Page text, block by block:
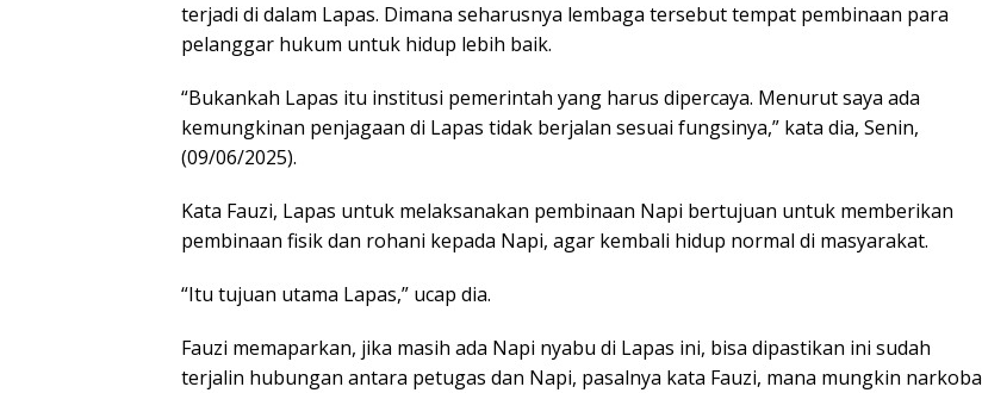
terjadi di dalam Lapas. Dimana seharusnya lembaga tersebut tempat pembinaan para
pelanggar hukum untuk hidup lebih baik.
“Bukankah Lapas itu institusi pemerintah yang harus dipercaya. Menurut saya ada
kemungkinan penjagaan di Lapas tidak berjalan sesuai fungsinya,” kata dia, Senin,
(09/06/2025).
Kata Fauzi, Lapas untuk melaksanakan pembinaan Napi bertujuan untuk memberikan
pembinaan fisik dan rohani kepada Napi, agar kembali hidup normal di masyarakat.
“Itu tujuan utama Lapas,” ucap dia.
Fauzi memaparkan, jika masih ada Napi nyabu di Lapas ini, bisa dipastikan ini sudah
terjalin hubungan antara petugas dan Napi, pasalnya kata Fauzi, mana mungkin narkoba